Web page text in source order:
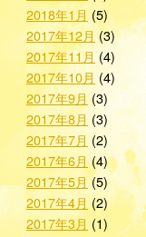
2018年1月 (5)
2017年12月 (3)
2017年11月 (4)
2017年10月 (4)
2017年9月(3)
2017年8月 (3)
2017年7月 (2)
2017年6月(4)
2017年5月(5)
2017年4月(2)
2017年3月 (1)